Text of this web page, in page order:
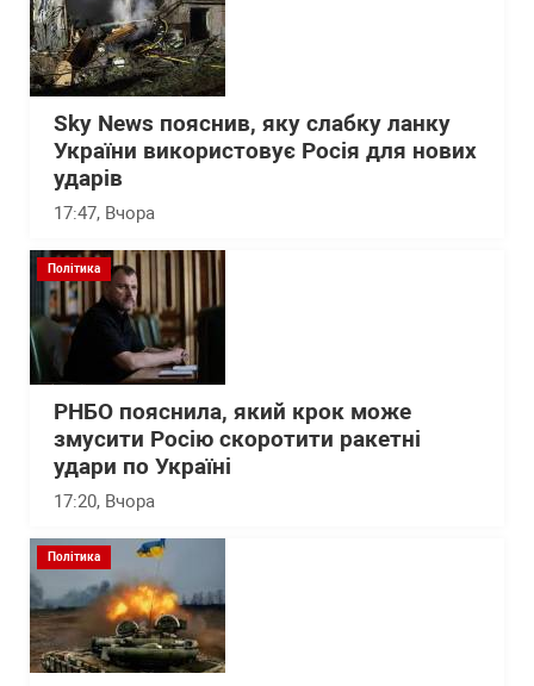
Sky News пояснив, яку слабку ланку
України використовує Росія для нових
ударів
17:47, Вчора
Політика
РНБО пояснила, який крок може
змусити Росію скоротити ракетні
удари по Україні
17:20, Вчора
Політика